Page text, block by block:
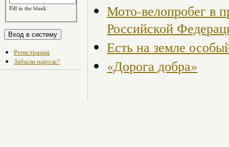
Fill in the blank
Регистрация
Забыли пароль?
Мото-велопробег в
Российской
Есть на земле
«Дорога добра»